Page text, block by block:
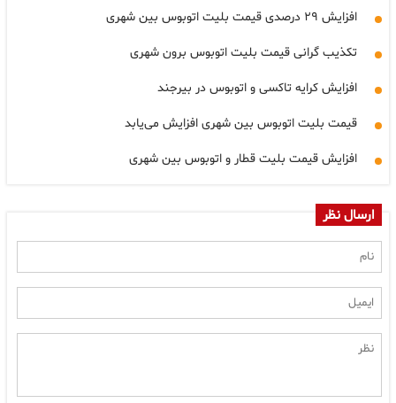
افزایش ۲۹ درصدی قیمت بلیت اتوبوس بین شهری
تکذیب گرانی قیمت بلیت اتوبوس برون شهری
افزایش کرایه تاکسی و اتوبوس در بیرجند
قیمت بلیت اتوبوس بین شهری افزایش می‌یابد
افزایش قیمت بلیت قطار و اتوبوس بین شهری
ارسال نظر